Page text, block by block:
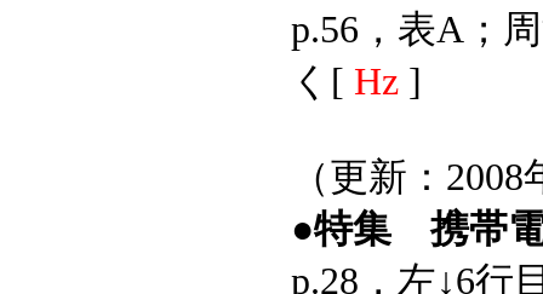
p.56，表A；
く[ Hz ]
（更新：
●特集 携帯
p.28，左↓6行